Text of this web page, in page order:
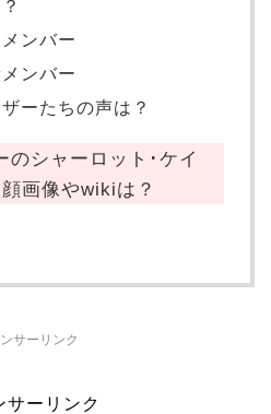
ンバー
ンバー
ーたちの声は？
のシャーロット･ケイ
画像やwikiは？
サーリンク
サーリンク